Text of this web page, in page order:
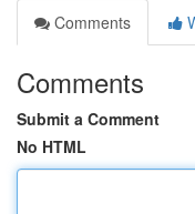
Comments
Comments
Submit a Comment
No HTML